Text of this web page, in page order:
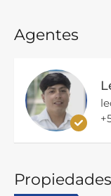
Agentes